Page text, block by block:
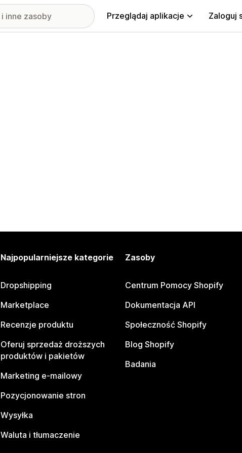
Przeglądaj aplikacje Zaloguj
Najpopularniejsze kategorie
Dropshipping
Marketplace
Recenzje produktu
Oferuj sprzedaż droższych
produktów i pakietów
Marketing e-mailowy
Pozycjonowanie stron
Wysyłka
Waluta i tłumaczenie
Zasoby
Centrum Pomocy Shopify
Dokumentacja API
Społeczność Shopify
Blog Shopify
Badania